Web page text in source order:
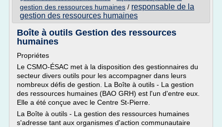
gestion des ressources humaines / responsable de la
gestion des ressources humaines
Boîte à outils Gestion des ressources
humaines
Propriétes
Le CSMO-ÉSAC met à la disposition des gestionnaires du
secteur divers outils pour les accompagner dans leurs
nombreux défis de gestion. La Boîte à outils - La gestion
des ressources humaines (BAO GRH) est l'un d'entre eux.
Elle a été conçue avec le Centre St-Pierre.
La Boîte à outils - La gestion des ressources humaines
s'adresse tant aux organismes d'action communautaire